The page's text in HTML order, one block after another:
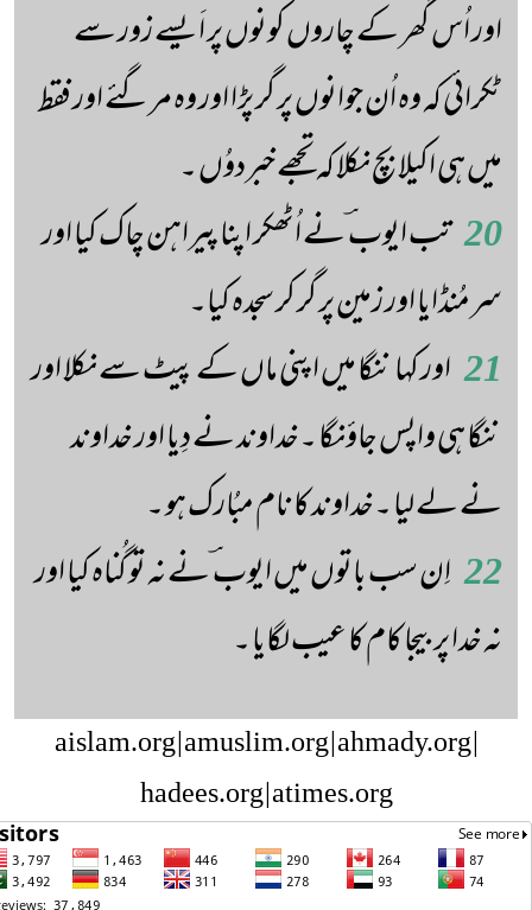
اور اُس گھر کے چاروں کونوں پر اَیسے زور سے
ٹکرائی کہ وہ اُن جوانوں پر گر پڑا اور وہ مرگئے اور فقط
میں ہی اکیلا بچ نکلا کہ تجھے خبردوُں ۔
20 تب ایوب ؔ نے اُٹھکر اپنا پیراہن چاک کیا اور
سرمُنڈایا اور زمین پر گر کر سجدہ کیا۔
21 اور کہا ننگا میں اپنی ماں کے پیٹ سے نکلا اور
ننگا ہی واپس جاؤنگا ۔خداوند نے دِیا اور خداوند
نے لے لیا ۔خداوند کا نام مبُارک ہو ۔
22 اِن سب باتوں میں ایوب ؔ نے نہ تو گُناہ کیا اور
نہ خدا پر بیجا کام کا عیب لگایا ۔
aislam.org | amuslim.org | ahmady.org |
hadees.org | atimes.org